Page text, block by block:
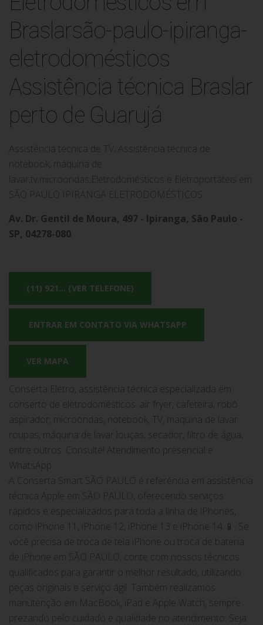
Assistência técnica Braslar
perto de Guarujá
Assistência técnica de TV, Assistência técnica de
notebook, máquina de
lavar,tv,microondas,Eletrodomésticos e Eletroportáteis em
SÃO PAULO IPIRANGA ELETRODOMÉSTICOS.
Av. Dr. Gentil de Moura, 497 - Ipiranga, São Paulo -
SP, 04278-080
(11) 921... (VER TELEFONE)
ENTRAR EM CONTATO VIA WHATSAPP
VER MAPA
Conserta Eletro, assistência técnica especializada em
conserto de eletrodomésticos: air fryer, cafeteira, robô
aspirador, microondas, notebook, TV, maquina de lavar
roupas, máquina de lavar louças, secador, filtro de água,
entre outros. Consulte! Atendimento presencial e
WhatsApp.
A Conserta Smart SÃO PAULO é referência em assistência
técnica Apple em SÃO PAULO, oferecendo serviços
rápidos e especializados para toda a linha de iPhones,
como iPhone 11, iPhone 12, iPhone 13 e iPhone 14 📱. Se
você precisa de troca de tela iPhone ou troca de bateria
de iPhone em SÃO PAULO, conte com nossos técnicos
qualificados para garantir o melhor resultado, utilizando
peças originais e serviço ágil. Também realizamos
manutenção em MacBook, iPad e Apple Watch, sempre
prezando pelo cuidado e qualidade no atendimento. Seja